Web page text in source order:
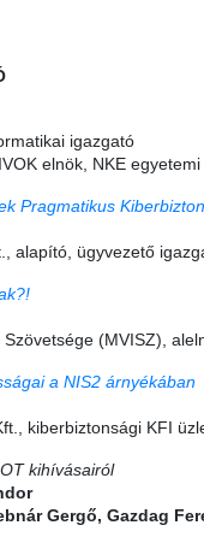
igazgató
elnök, NKE
Pragmatikus
alapító, ügyvezető
(MVISZ),
a NIS2 árnyékában
kiberbiztonsági KFI
kihívásairól
Gergő, Gazdag